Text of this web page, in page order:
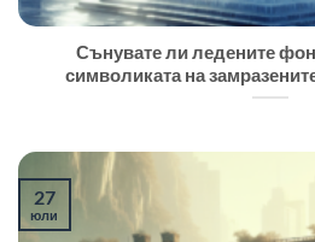
Сънувате ли ледените
символиката на
27
юли